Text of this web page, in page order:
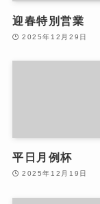
迎春特別営業
2025年12月29日
平日月例杯
2025年12月19日